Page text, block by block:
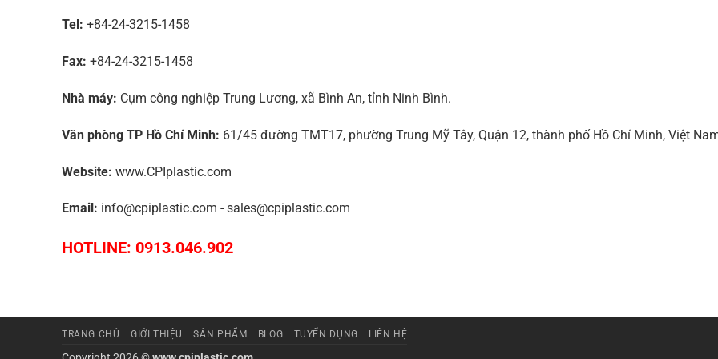
Tel: +84-24-3215-1458
Fax: +84-24-3215-1458
Nhà máy: Cụm công nghiệp Trung Lương, xã Bình An, tỉnh Ninh Bình.
Văn phòng TP Hồ Chí Minh: 61/45 đường TMT17, phường Trung Mỹ Tây, Quận 12, thành phố Hồ Chí Minh, Việt
Website: www.CPIplastic.com
Email: info@cpiplastic.com - sales@cpiplastic.com
HOTLINE: 0913.046.902
TRANG CHỦ GIỚI THIỆU SẢN PHẨM BLOG TUYỂN DỤNG LIÊN HỆ